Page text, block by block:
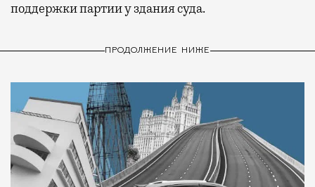
поддержки партии у здания суда.
ПРОДОЛЖЕНИЕ НИЖЕ